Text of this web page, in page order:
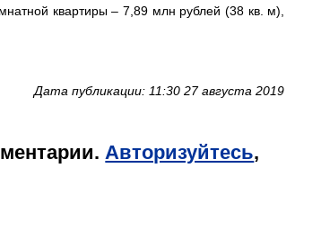
квартиры – 7,89 млн рублей (38 кв. м),
Дата публикации: 11:30 27 августа 2019
Авторизуйтесь,